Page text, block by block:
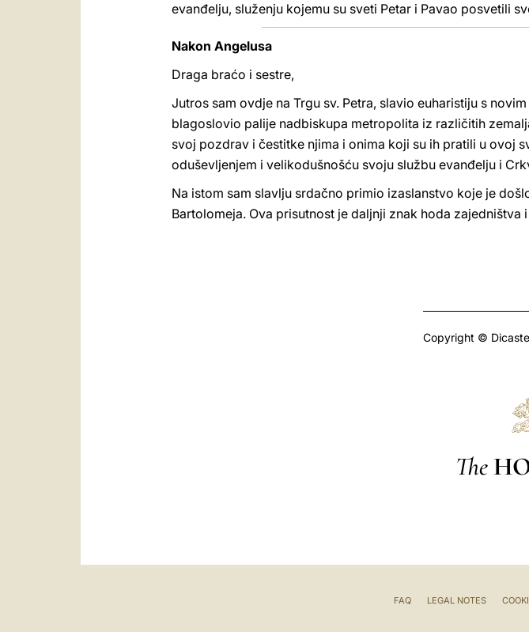
evanđelju, služenju kojemu su sveti Petar i Pavao posvetili
Nakon Angelusa
Draga braćo i sestre,
Jutros sam ovdje na Trgu sv. Petra, slavio euharistiju s
blagoslovio palije nadbiskupa metropolita iz različitih
svoj pozdrav i čestitke njima i onima koji su ih pratili u ovoj
oduševljenjem i velikodušnošću svoju službu evanđelju i
Na istom sam slavlju srdačno primio izaslanstvo koje je
Bartolomeja. Ova prisutnost je daljnji znak hoda
Copyright ©
The
FAQ LEGAL NOTES